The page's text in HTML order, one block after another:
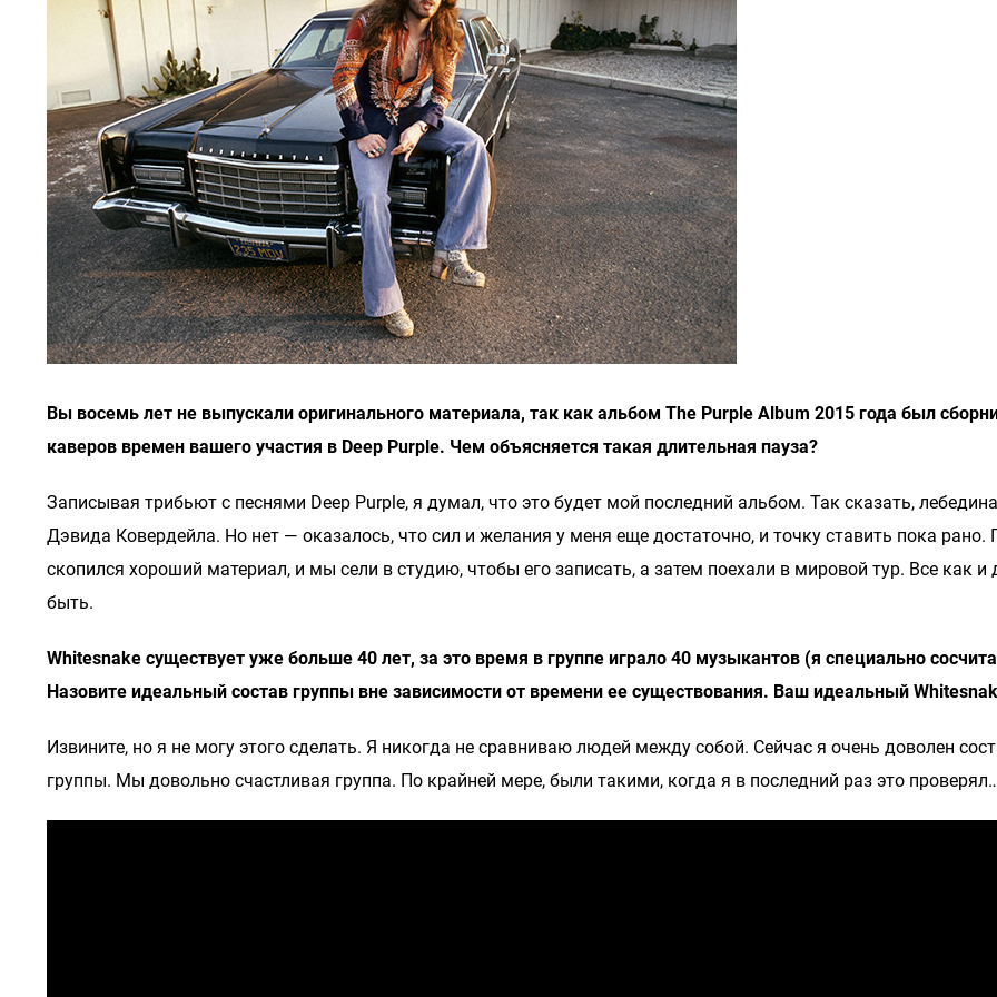
Вы восемь лет не выпускали оригинального материала, так как альбом The Purple Album 2015 года был
каверов времен вашего участия в Deep Purple. Чем объясняется такая длительная пауза?
Записывая трибьют с песнями Deep Purple, я думал, что это будет мой последний альбом. Так сказать,
Дэвида Ковердейла. Но нет — оказалось, что сил и желания у меня еще достаточно, и точку ставить пока рано.
скопился хороший материал, и мы сели в студию, чтобы его записать, а затем поехали в мировой тур. Все как и
быть.
Whitesnake существует уже больше 40 лет, за это время в группе играло 40 музыкантов (я специально
Назовите идеальный состав группы вне зависимости от времени ее существования. Ваш идеальный
Извините, но я не могу этого сделать. Я никогда не сравниваю людей между собой. Сейчас я очень доволен
группы. Мы довольно счастливая группа. По крайней мере, были такими, когда я в последний раз это